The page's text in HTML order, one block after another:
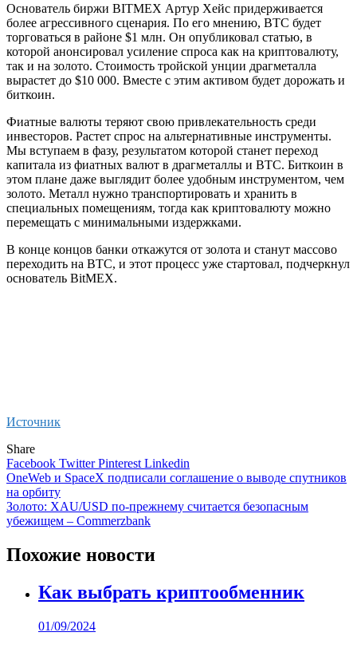
Основатель биржи BITMEX Артур Хейс придерживается
более агрессивного сценария. По его мнению, BTC будет
торговаться в районе $1 млн. Он опубликовал статью, в
которой анонсировал усиление спроса как на криптовалюту,
так и на золото. Стоимость тройской унции драгметалла
вырастет до $10 000. Вместе с этим активом будет дорожать и
биткоин.
Фиатные валюты теряют свою привлекательность среди
инвесторов. Растет спрос на альтернативные инструменты.
Мы вступаем в фазу, результатом которой станет переход
капитала из фиатных валют в драгметаллы и BTC. Биткоин в
этом плане даже выглядит более удобным инструментом, чем
золото. Металл нужно транспортировать и хранить в
специальных помещениям, тогда как криптовалюту можно
перемещать с минимальными издержками.
В конце концов банки откажутся от золота и станут массово
переходить на BTC, и этот процесс уже стартовал, подчеркнул
основатель BitMEX.
Источник
Share
Facebook TwitterPinterest Linkedin
Навигация
по
записям
OneWeb и SpaceX подписали соглашение о выводе спутников
на орбиту
Золото: XAU/USD по-прежнему считается безопасным
убежищем – Commerzbank
Похожие новости
Как выбрать криптообменник
01/09/2024